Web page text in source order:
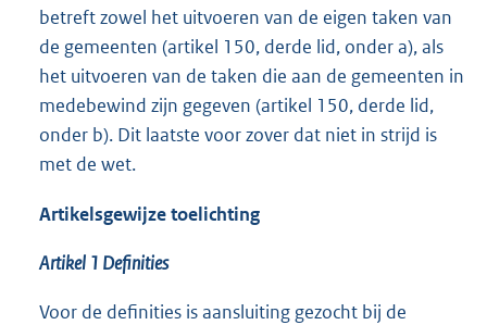
betreft zowel het uitvoeren van de eigen taken van
de gemeenten (artikel 150, derde lid, onder a), als
het uitvoeren van de taken die aan de gemeenten in
medebewind zijn gegeven (artikel 150, derde lid,
onder b). Dit laatste voor zover dat niet in strijd is
met de wet.
Artikelsgewijze toelichting
Artikel 1 Definities
Voor de definities is aansluiting gezocht bij de